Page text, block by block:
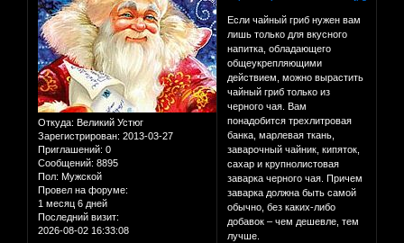
Откуда: Великий Устюг
Зарегистрирован: 2013-03-27
Приглашений: 0
Сообщений: 8895
Пол: Мужской
Провел на форуме:
1 месяц 6 дней
Последний визит:
2026-08-02 16:33:08
Если чайный гриб нужен вам
лишь только для вкусного
напитка, обладающего
общеукрепляющими
действием, можно вырастить
чайный гриб только из
черного чая. Вам
понадобится трехлитровая
банка, марлевая ткань,
заварочный чайник, кипяток,
сахар и крупнолистовая
заварка черного чая. Причем
заварка должна быть самой
обычно, без каких-либо
добавок – чем дешевле, тем
лучше.